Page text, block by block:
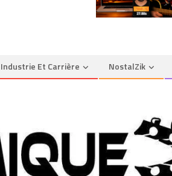
Industrie Et Carrière NostalZik